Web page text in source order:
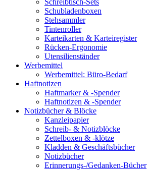
Schreibtisch-Sets
Schubladenboxen
Stehsammler
Tintenroller
Karteikarten & Karteiregister
Rücken-Ergonomie
Utensilienständer
Werbemittel
Werbemittel: Büro-Bedarf
Haftnotizen
Haftmarker & -Spender
Haftnotizen & -Spender
Notizbücher & Blöcke
Kanzleipapier
Schreib- & Notizblöcke
Zettelboxen & -klötze
Kladden & Geschäftsbücher
Notizbücher
Erinnerungs-/Gedanken-Bücher